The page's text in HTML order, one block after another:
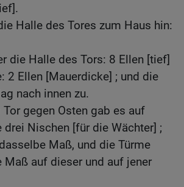
Halle des Tores zum Haus hin:
die Halle des Tors: 8 Ellen [tief]
2 Ellen [Mauerdicke] ; und die
nach innen zu.
gegen Osten gab es auf
drei Nischen [für die Wächter] ;
Maß, und die Türme
Maß auf dieser und auf jener